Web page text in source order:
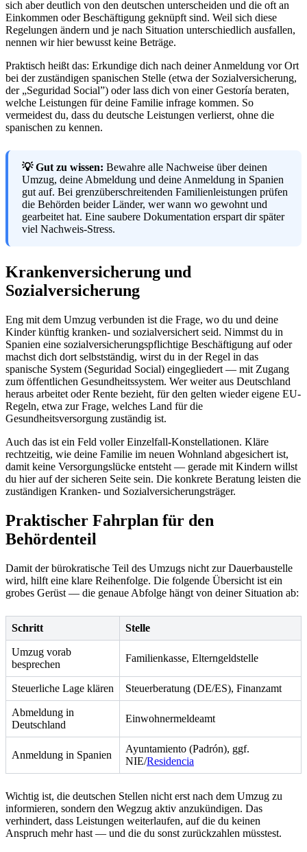
sich aber deutlich von den deutschen unterscheiden und die oft an
Einkommen oder Beschäftigung geknüpft sind. Weil sich diese
Regelungen ändern und je nach Situation unterschiedlich ausfallen,
nennen wir hier bewusst keine Beträge.
Praktisch heißt das: Erkundige dich nach deiner Anmeldung vor Ort
bei der zuständigen spanischen Stelle (etwa der Sozialversicherung,
der „Seguridad Social”) oder lass dich von einer Gestoría beraten,
welche Leistungen für deine Familie infrage kommen. So
vermeidest du, dass du deutsche Leistungen verlierst, ohne die
spanischen zu kennen.
💡 Gut zu wissen: Bewahre alle Nachweise über deinen
Umzug, deine Abmeldung und deine Anmeldung in Spanien
gut auf. Bei grenzüberschreitenden Familienleistungen prüfen
die Behörden beider Länder, wer wann wo gewohnt und
gearbeitet hat. Eine saubere Dokumentation erspart dir später
viel Nachweis-Stress.
Krankenversicherung und
Sozialversicherung
Eng mit dem Umzug verbunden ist die Frage, wo du und deine
Kinder künftig kranken- und sozialversichert seid. Nimmst du in
Spanien eine sozialversicherungspflichtige Beschäftigung auf oder
machst dich dort selbstständig, wirst du in der Regel in das
spanische System (Seguridad Social) eingegliedert — mit Zugang
zum öffentlichen Gesundheitssystem. Wer weiter aus Deutschland
heraus arbeitet oder Rente bezieht, für den gelten wieder eigene EU-
Regeln, etwa zur Frage, welches Land für die
Gesundheitsversorgung zuständig ist.
Auch das ist ein Feld voller Einzelfall-Konstellationen. Kläre
rechtzeitig, wie deine Familie im neuen Wohnland abgesichert ist,
damit keine Versorgungslücke entsteht — gerade mit Kindern willst
du hier auf der sicheren Seite sein. Die konkrete Beratung leisten die
zuständigen Kranken- und Sozialversicherungsträger.
Praktischer Fahrplan für den
Behördenteil
Damit der bürokratische Teil des Umzugs nicht zur Dauerbaustelle
wird, hilft eine klare Reihenfolge. Die folgende Übersicht ist ein
grobes Gerüst — die genaue Abfolge hängt von deiner Situation ab:
Schritt Stelle
Umzug vorab
besprechen
Familienkasse, Elterngeldstelle
Steuerliche Lage klären Steuerberatung (DE/ES), Finanzamt
Abmeldung in
Deutschland
Einwohnermeldeamt
Anmeldung in Spanien
Ayuntamiento (Padrón), ggf.
NIE/Residencia
Wichtig ist, die deutschen Stellen nicht erst nach dem Umzug zu
informieren, sondern den Wegzug aktiv anzukündigen. Das
verhindert, dass Leistungen weiterlaufen, auf die du keinen
Anspruch mehr hast — und die du sonst zurückzahlen müsstest.